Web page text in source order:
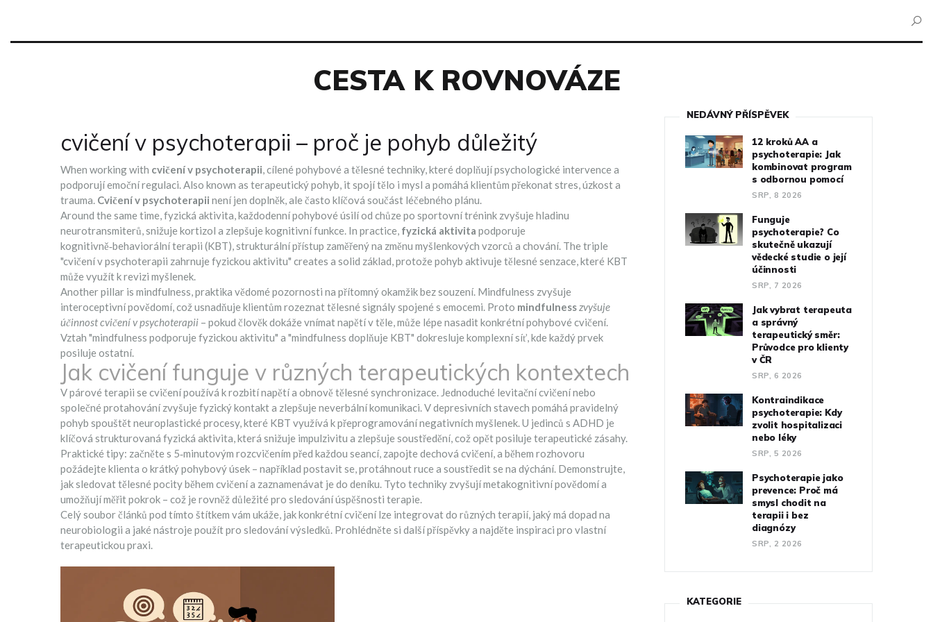
CESTA K ROVNOVÁZE
cvičení v psychoterapii – proč je pohyb důležitý
When working with cvičení v psychoterapii,cílené pohybové a tělesné techniky, které doplňují psychologické intervence a
podporují emoční regulaci. Also known as terapeutický pohyb, itspojí tělo i mysl a pomáhá klientům překonat stres, úzkost a
trauma. Cvičení v psychoterapii není jen doplněk, ale často klíčová součást léčebného plánu.
Around the same time,fyzická aktivita,každodenní pohybové úsilí od chůze po sportovní trénink zvyšuje hladinu
neurotransmiterů, snižuje kortizol a zlepšuje kognitivní funkce. In practice, fyzická aktivita podporuje
kognitivně‑behaviorální terapii (KBT),strukturální přístup zaměřený na změnu myšlenkových vzorců a chování. The triple
"cvičení v psychoterapii zahrnuje fyzickou aktivitu" creates a solid základ, protože pohyb aktivuje tělesné senzace, které KBT
může využít k revizi myšlenek.
Another pillar is mindfulness,praktika vědomé pozornosti na přítomný okamžik bez souzení. Mindfulness zvyšuje
interoceptivní povědomí, což usnadňuje klientům rozeznat tělesné signály spojené s emocemi. Proto mindfulnesszvyšuje
účinnost cvičení v psychoterapii – pokud člověk dokáže vnímat napětí v těle, může lépe nasadit konkrétní pohybové cvičení.
Vztah "mindfulness podporuje fyzickou aktivitu" a "mindfulness doplňuje KBT" dokresluje komplexní síť, kde každý prvek
posiluje ostatní.
Jak cvičení funguje v různých terapeutických kontextech
V párové terapii se cvičení používá k rozbití napětí a obnově tělesné synchronizace. Jednoduché levitační cvičení nebo
společné protahování zvyšuje fyzický kontakt a zlepšuje neverbální komunikaci. V depresivních stavech pomáhá pravidelný
pohyb spouštět neuroplastické procesy, které KBT využívá k přeprogramování negativních myšlenek. U jedinců s ADHD je
klíčová strukturovaná fyzická aktivita, která snižuje impulzivitu a zlepšuje soustředění, což opět posiluje terapeutické zásahy.
Praktické tipy: začněte s 5‑minutovým rozcvičením před každou seancí, zapojte dechová cvičení, a během rozhovoru
požádejte klienta o krátký pohybový úsek – například postavit se, protáhnout ruce a soustředit se na dýchání. Demonstrujte,
jak sledovat tělesné pocity během cvičení a zaznamenávat je do deníku. Tyto techniky zvyšují metakognitivní povědomí a
umožňují měřit pokrok – což je rovněž důležité pro sledování úspěšnosti terapie.
Celý soubor článků pod tímto štítkem vám ukáže, jak konkrétní cvičení lze integrovat do různých terapií, jaký má dopad na
neurobiologii a jaké nástroje použít pro sledování výsledků. Prohlédněte si další příspěvky a najděte inspiraci pro vlastní
terapeutickou praxi.
NEDÁVNÝ PŘÍSPĚVEK
12 kroků AA a
psychoterapie: Jak
kombinovat program
s odbornou pomocí
SRP, 8 2026
Funguje
psychoterapie? Co
skutečně ukazují
vědecké studie o její
účinnosti
SRP, 7 2026
Jak vybrat terapeuta
a správný
terapeutický směr:
Průvodce pro klienty
v ČR
SRP, 6 2026
Kontraindikace
psychoterapie: Kdy
zvolit hospitalizaci
nebo léky
SRP, 5 2026
Psychoterapie jako
prevence: Proč má
smysl chodit na
terapii i bez
diagnózy
SRP, 2 2026
KATEGORIE